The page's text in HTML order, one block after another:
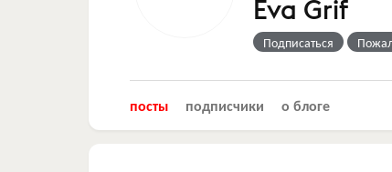
Eva Grif
Подписаться
посты подписчики о блоге